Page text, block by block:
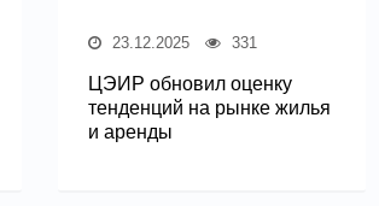
23.12.2025 331
ЦЭИР обновил оценку
тенденций на рынке жилья
и аренды